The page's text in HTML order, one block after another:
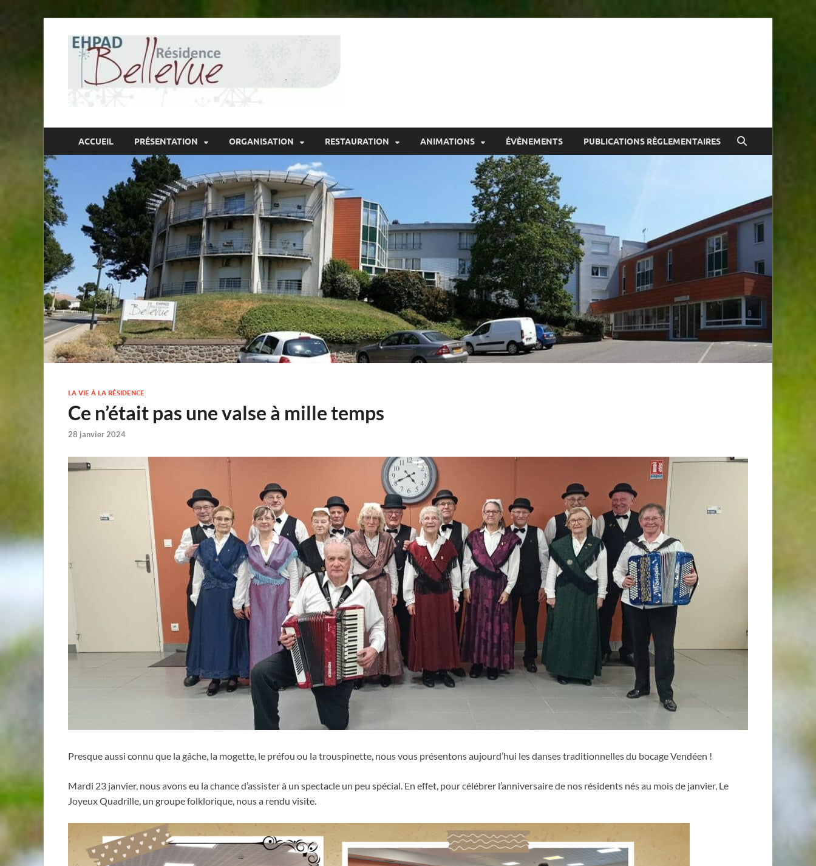
ACCUEIL PRÉSENTATION ORGANISATION RESTAURATION ANIMATIONS ÉVÈNEMENTS PUBLICATIONS RÈGLEMENTAIRES
LA VIE À LA RÉSIDENCE
Ce n’était pas une valse à mille temps
28 janvier 2024
Presque aussi connu que la gâche, la mogette, le préfou ou la trouspinette, nous vous présentons aujourd’hui les danses traditionnelles du bocage Vendéen !
Mardi 23 janvier, nous avons eu la chance d’assister à un spectacle un peu spécial. En effet, pour célébrer l’anniversaire de nos résidents nés au mois de janvier, Le
Joyeux Quadrille, un groupe folklorique, nous a rendu visite.